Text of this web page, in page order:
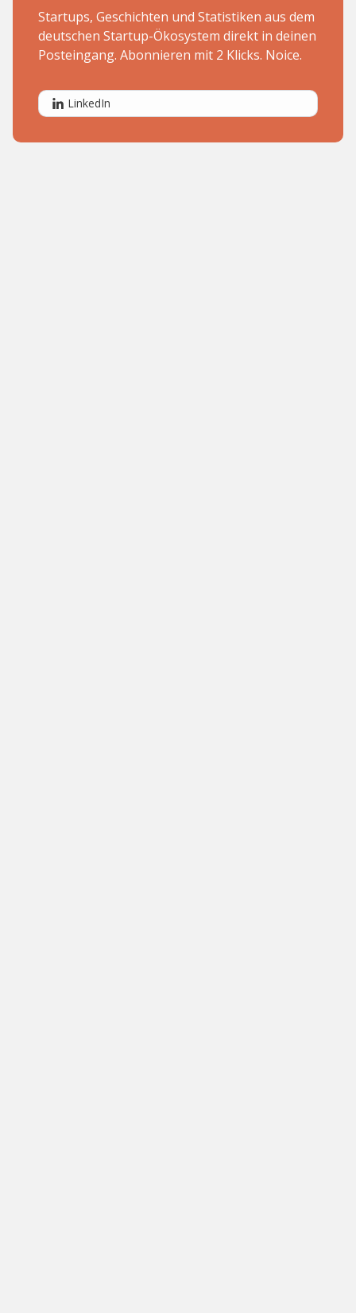
Startups, Geschichten und Statistiken aus dem
deutschen Startup-Ökosystem direkt in deinen
Posteingang. Abonnieren mit 2 Klicks. Noice.
LinkedIn